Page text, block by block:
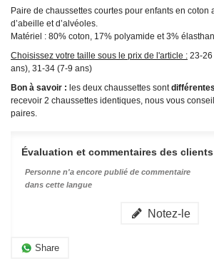
Paire de chaussettes courtes pour enfants en coton
d’abeille et d’alvéoles.
Matériel : 80% coton, 17% polyamide et 3%
Choisissez votre taille sous le prix de l'article : 23-26
ans), 31-34 (7-9 ans)
Bon à savoir : les deux chaussettes sontdifférentes
recevoir 2 chaussettes identiques, nous vous
paires.
Évaluation et commentaires des clients
Personne n'a encore publié de commentaire
dans cette langue
Notez-le
Share